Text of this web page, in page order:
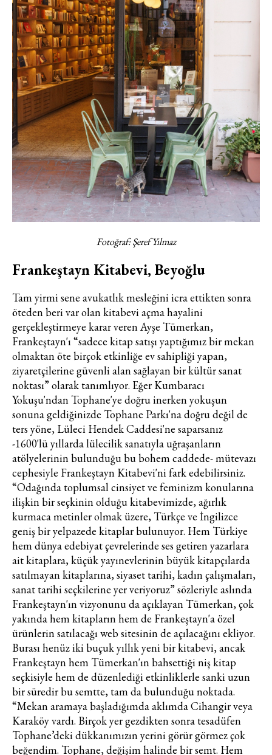
Fotoğraf: Şeref Yılmaz
Frankeştayn Kitabevi, Beyoğlu
Tam yirmi sene avukatlık mesleğini icra ettikten sonra
öteden beri var olan kitabevi açma hayalini
gerçekleştirmeye karar veren Ayşe Tümerkan,
Frankeştayn'ı “sadece kitap satışı yaptığımız bir mekan
olmaktan öte birçok etkinliğe ev sahipliği yapan,
ziyaretçilerine güvenli alan sağlayan bir kültür sanat
noktası” olarak tanımlıyor. Eğer Kumbaracı
Yokuşu'ndan Tophane'ye doğru inerken yokuşun
sonuna geldiğinizde Tophane Parkı'na doğru değil de
ters yöne, Lüleci Hendek Caddesi'ne saparsanız
-1600'lü yıllarda lülecilik sanatıyla uğraşanların
atölyelerinin bulunduğu bu bohem caddede- mütevazı
cephesiyle Frankeştayn Kitabevi'ni fark edebilirsiniz.
“Odağında toplumsal cinsiyet ve feminizm konularına
ilişkin bir seçkinin olduğu kitabevimizde, ağırlık
kurmaca metinler olmak üzere, Türkçe ve İngilizce
geniş bir yelpazede kitaplar bulunuyor. Hem Türkiye
hem dünya edebiyat çevrelerinde ses getiren yazarlara
ait kitaplara, küçük yayınevlerinin büyük kitapçılarda
satılmayan kitaplarına, siyaset tarihi, kadın çalışmaları,
sanat tarihi seçkilerine yer veriyoruz” sözleriyle aslında
Frankeştayn'ın vizyonunu da açıklayan Tümerkan, çok
yakında hem kitapların hem de Frankeştayn'a özel
ürünlerin satılacağı web sitesinin de açılacağını ekliyor.
Burası henüz iki buçuk yıllık yeni bir kitabevi, ancak
Frankeştayn hem Tümerkan'ın bahsettiği niş kitap
seçkisiyle hem de düzenlediği etkinliklerle sanki uzun
bir süredir bu semtte, tam da bulunduğu noktada.
“Mekan aramaya başladığımda aklımda Cihangir veya
Karaköy vardı. Birçok yer gezdikten sonra tesadüfen
Tophane’deki dükkanımızın yerini görür görmez çok
beğendim. Tophane, değişim halinde bir semt. Hem